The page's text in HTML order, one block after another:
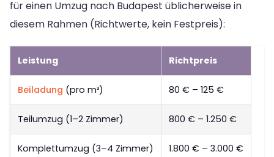
für einen Umzug nach Budapest üblicherweise in
diesem Rahmen (Richtwerte, kein Festpreis):
Leistung Richtpreis
Beiladung (pro m³) 80 € – 125 €
Teilumzug (1–2 Zimmer) 800 € – 1.250 €
Komplettumzug (3–4 Zimmer) 1.800 € – 3.000 €